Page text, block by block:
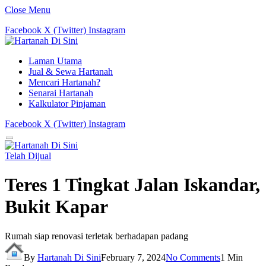
Close Menu
Facebook X (Twitter) Instagram
Laman Utama
Jual & Sewa Hartanah
Mencari Hartanah?
Senarai Hartanah
Kalkulator Pinjaman
Facebook X (Twitter) Instagram
Telah Dijual
Teres 1 Tingkat Jalan Iskandar,
Bukit Kapar
Rumah siap renovasi terletak berhadapan padang
By Hartanah Di SiniFebruary 7, 2024No Comments1 Min